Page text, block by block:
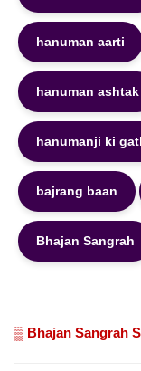
hanuman aarti
hanuman ashtak
hanumanji ki
bajrang baan
Bhajan Sangrah
▒ Bhajan Sangrah